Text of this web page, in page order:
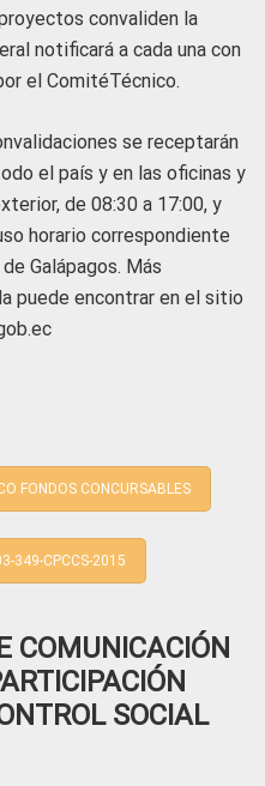
convaliden la
notificará a cada una con
el ComitéTécnico.
se receptarán
el país y en las oficinas y
de 08:30 a 17:00, y
horario correspondiente
Galápagos. Más
puede encontrar en el sitio
FONDOS CONCURSABLES
349-CPCCS-2015
COMUNICACIÓN
SOCIAL